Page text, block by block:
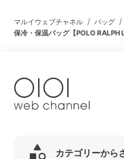
マルイウェブチャネル / バッグ /
保冷・保温バッグ【POLO RALPH
カテゴリーから